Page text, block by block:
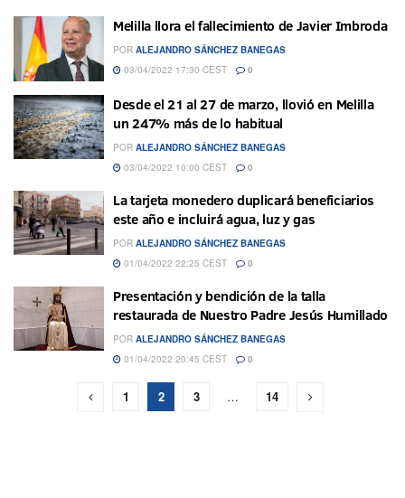
Melilla llora el fallecimiento de Javier Imbroda
POR ALEJANDRO SÁNCHEZ BANEGAS
03/04/2022 17:30 CEST
0
Desde el 21 al 27 de marzo, llovió en Melilla
un 247% más de lo habitual
POR ALEJANDRO SÁNCHEZ BANEGAS
03/04/2022 10:00 CEST
0
La tarjeta monedero duplicará beneficiarios
este año e incluirá agua, luz y gas
POR ALEJANDRO SÁNCHEZ BANEGAS
01/04/2022 22:25 CEST
0
Presentación y bendición de la talla
restaurada de Nuestro Padre Jesús Humillado
POR ALEJANDRO SÁNCHEZ BANEGAS
01/04/2022 20:45 CEST
0
1 2 3 … 14